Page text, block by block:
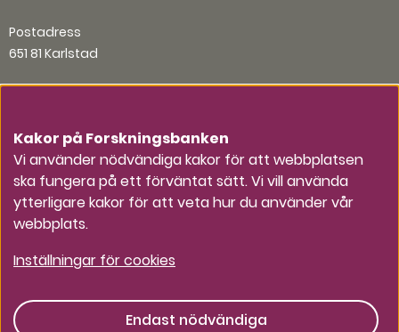
Postadress
651 81 Karlstad
Andra kontaktvägar
Press
Kakor på Forskningsbanken
Vi använder nödvändiga kakor för att webbplatsen
ska fungera på ett förväntat sätt. Vi vill använda
ytterligare kakor för att veta hur du använder vår
webbplats.
Inställningar för cookies
Endast nödvändiga